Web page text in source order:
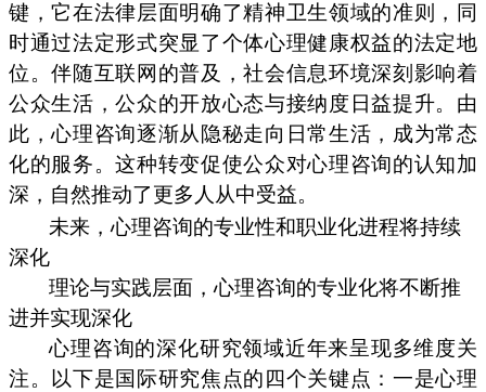
键，它在法律层面明确了精神卫生领域的准则，同
时通过法定形式突显了个体心理健康权益的法定地
位。伴随互联网的普及，社会信息环境深刻影响着
公众生活，公众的开放心态与接纳度日益提升。由
此，心理咨询逐渐从隐秘走向日常生活，成为常态
化的服务。这种转变促使公众对心理咨询的认知加
深，自然推动了更多人从中受益。
未来，心理咨询的专业性和职业化进程将持续
深化
理论与实践层面，心理咨询的专业化将不断推
进并实现深化
心理咨询的深化研究领域近年来呈现多维度关
注。以下是国际研究焦点的四个关键点：一是心理